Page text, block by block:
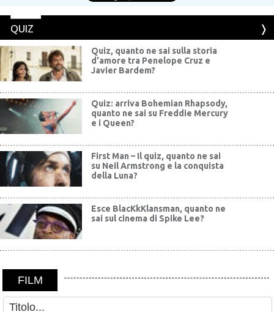
QUIZ
Quiz, quanto ne sai sulla storia
d'amore tra Penelope Cruz e
Javier Bardem?
Quiz: arriva Bohemian Rhapsody,
quanto ne sai su Freddie Mercury
e i Queen?
First Man – Il quiz, quanto ne sai
su Neil Armstrong e la conquista
della Luna?
Esce BlacKkKlansman, quanto ne
sai sul cinema di Spike Lee?